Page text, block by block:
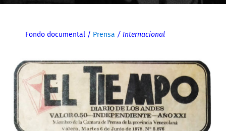
Fondo documental / Prensa / Internacional